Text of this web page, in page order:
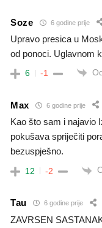
Soze 6 godine prije
Upravo presica u
od ponoci. Uglavnom
6 -1
Max 6 godine prije
Kao što sam i najavio
pokušava spriječiti
bezuspješno.
12 -2
Tau 6 godine prije
ZAVRSEN